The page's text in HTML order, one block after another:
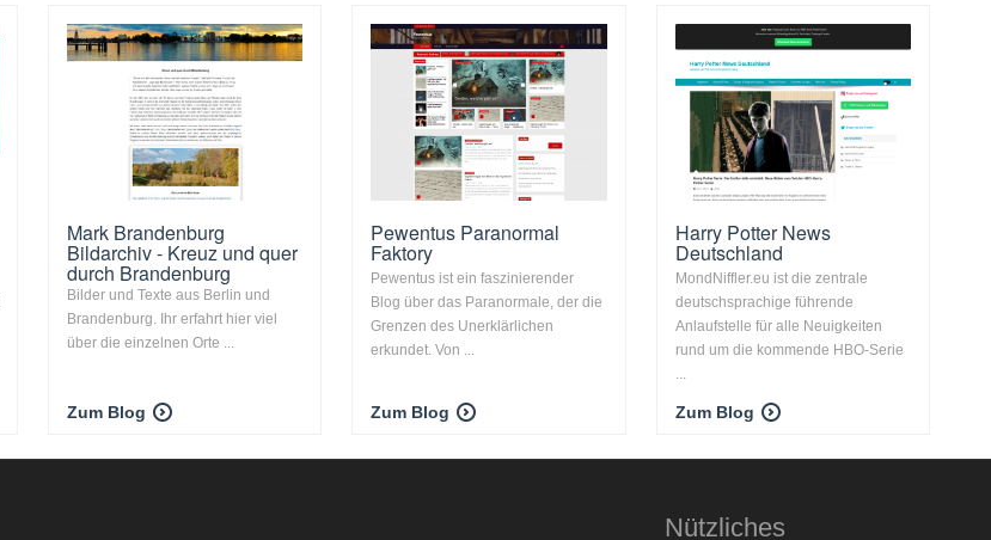
Mark Brandenburg
Bildarchiv - Kreuz und quer
durch Brandenburg
Bilder und Texte aus Berlin und
Brandenburg. Ihr erfahrt hier viel
über die einzelnen Orte ...
Zum Blog
Pewentus Paranormal
Faktory
Pewentus ist ein faszinierender
Blog über das Paranormale, der die
Grenzen des Unerklärlichen
erkundet. Von ...
Zum Blog
Harry Potter News
Deutschland
MondNiffler.eu ist die zentrale
deutschsprachige führende
Anlaufstelle für alle Neuigkeiten
rund um die kommende HBO-Serie
...
Zum Blog
Nützliches